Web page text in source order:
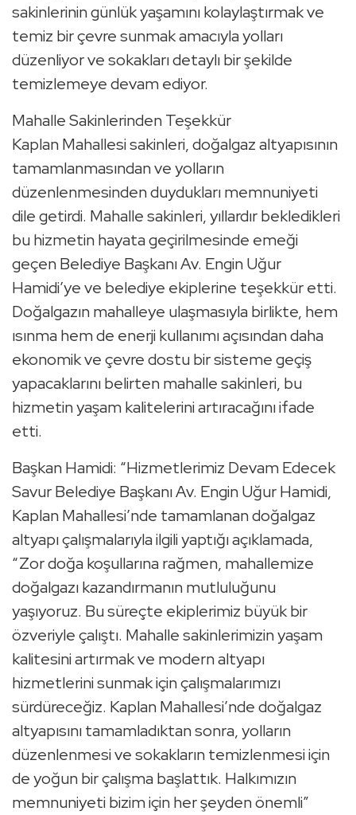
sakinlerinin günlük yaşamını kolaylaştırmak ve
temiz bir çevre sunmak amacıyla yolları
düzenliyor ve sokakları detaylı bir şekilde
temizlemeye devam ediyor.
Mahalle Sakinlerinden Teşekkür
Kaplan Mahallesi sakinleri, doğalgaz altyapısının
tamamlanmasından ve yolların
düzenlenmesinden duydukları memnuniyeti
dile getirdi. Mahalle sakinleri, yıllardır bekledikleri
bu hizmetin hayata geçirilmesinde emeği
geçen Belediye Başkanı Av. Engin Uğur
Hamidi’ye ve belediye ekiplerine teşekkür etti.
Doğalgazın mahalleye ulaşmasıyla birlikte, hem
ısınma hem de enerji kullanımı açısından daha
ekonomik ve çevre dostu bir sisteme geçiş
yapacaklarını belirten mahalle sakinleri, bu
hizmetin yaşam kalitelerini artıracağını ifade
etti.
Başkan Hamidi: “Hizmetlerimiz Devam Edecek
Savur Belediye Başkanı Av. Engin Uğur Hamidi,
Kaplan Mahallesi’nde tamamlanan doğalgaz
altyapı çalışmalarıyla ilgili yaptığı açıklamada,
“Zor doğa koşullarına rağmen, mahallemize
doğalgazı kazandırmanın mutluluğunu
yaşıyoruz. Bu süreçte ekiplerimiz büyük bir
özveriyle çalıştı. Mahalle sakinlerimizin yaşam
kalitesini artırmak ve modern altyapı
hizmetlerini sunmak için çalışmalarımızı
sürdüreceğiz. Kaplan Mahallesi’nde doğalgaz
altyapısını tamamladıktan sonra, yolların
düzenlenmesi ve sokakların temizlenmesi için
de yoğun bir çalışma başlattık. Halkımızın
memnuniyeti bizim için her şeyden önemli”